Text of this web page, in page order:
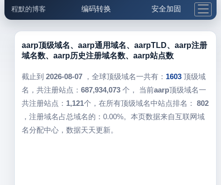
程默的博客 编码转换 安全加固
邮件工具 生活便民 更多工具
5.1支付宝大红包
aarp顶级域名、aarp通用域名、aarpTLD、aarp注册
域名数、aarp历史注册域名数、aarp站点数
截止到 2026-08-07，全球顶级域名一共有： 1603 顶级域
名，共注册站点： 687,934,073 个， 当前aarp顶级域名一
共注册站点： 1,121个，在所有顶级域名中站点排名： 802
，注册域名占总域名的：0.00%。本页数据来自互联网域
名分配中心，数据天天更新。